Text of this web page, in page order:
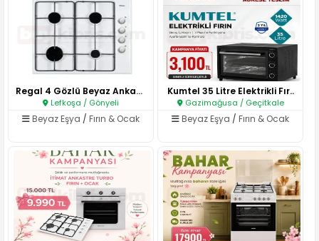
Regal 4 Gözlü Beyaz Ankastre O..
Lefkoşa / Gönyeli
Beyaz Eşya / Fırın & Ocak
Kumtel 35 Litre Elektrikli Fır..
Gazimağusa / Geçitkale
Beyaz Eşya /Fırın & Ocak